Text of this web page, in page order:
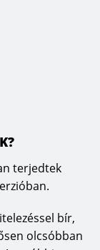
terjedtek
bír,
olcsóbban